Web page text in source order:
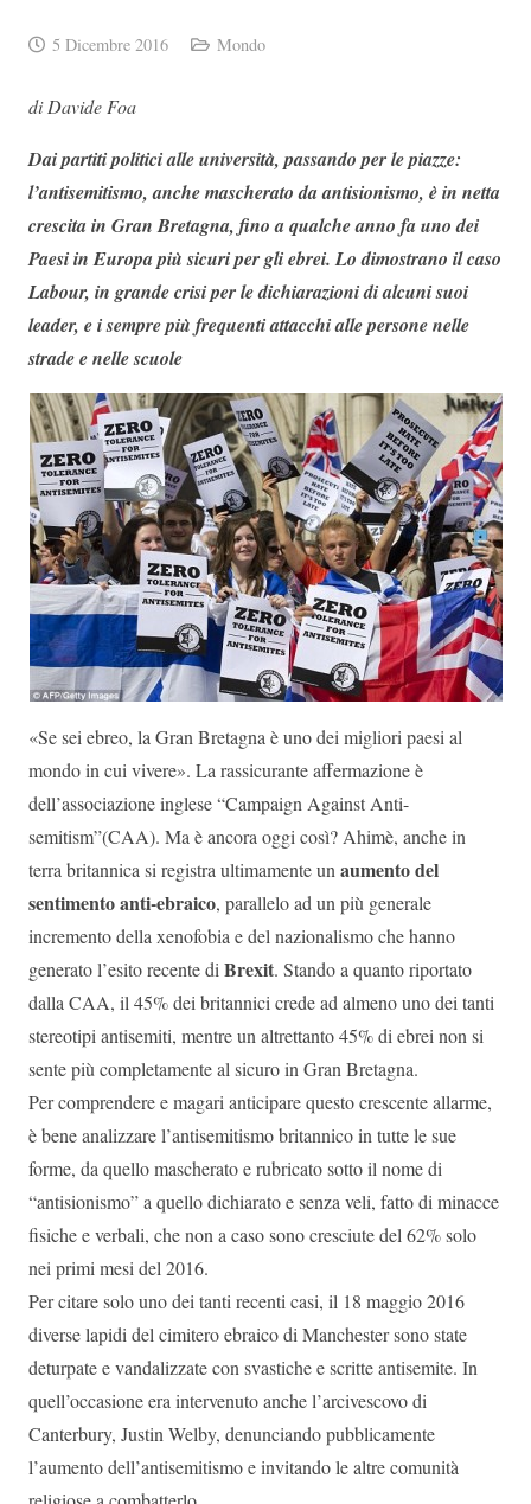
5 Dicembre 2016 Mondo
di Davide Foa
Dai partiti politici alle università, passando per le piazze:
l’antisemitismo, anche mascherato da antisionismo, è in netta
crescita in Gran Bretagna, fino a qualche anno fa uno dei
Paesi in Europa più sicuri per gli ebrei. Lo dimostrano il caso
Labour, in grande crisi per le dichiarazioni di alcuni suoi
leader, e i sempre più frequenti attacchi alle persone nelle
strade e nelle scuole
«Se sei ebreo, la Gran Bretagna è uno dei migliori paesi al
mondo in cui vivere». La rassicurante affermazione è
dell’associazione inglese “Campaign Against Anti-
semitism”(CAA). Ma è ancora oggi così? Ahimè, anche in
terra britannica si registra ultimamente un aumento del
sentimento anti-ebraico, parallelo ad un più generale
incremento della xenofobia e del nazionalismo che hanno
generato l’esito recente di Brexit. Stando a quanto riportato
dalla CAA, il 45% dei britannici crede ad almeno uno dei tanti
stereotipi antisemiti, mentre un altrettanto 45% di ebrei non si
sente più completamente al sicuro in Gran Bretagna.
Per comprendere e magari anticipare questo crescente allarme,
è bene analizzare l’antisemitismo britannico in tutte le sue
forme, da quello mascherato e rubricato sotto il nome di
“antisionismo” a quello dichiarato e senza veli, fatto di minacce
fisiche e verbali, che non a caso sono cresciute del 62% solo
nei primi mesi del 2016.
Per citare solo uno dei tanti recenti casi, il 18 maggio 2016
diverse lapidi del cimitero ebraico di Manchester sono state
deturpate e vandalizzate con svastiche e scritte antisemite. In
quell’occasione era intervenuto anche l’arcivescovo di
Canterbury, Justin Welby, denunciando pubblicamente
l’aumento dell’antisemitismo e invitando le altre comunità